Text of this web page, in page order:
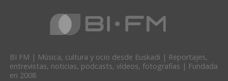
BI FM | Música, cultura y ocio desde Euskadi | Reportajes,
entrevistas, noticias, podcasts, vídeos, fotografías | Fundada
en 2008